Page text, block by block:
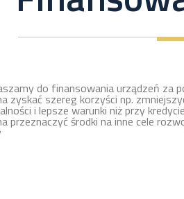
do finansowania urządzeń za
zyskać szereg korzyści np.
i lepsze warunki niż przy
przeznaczyć środki na inne cele